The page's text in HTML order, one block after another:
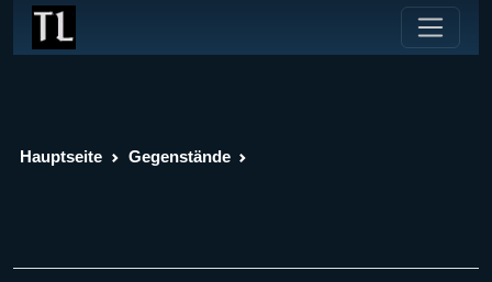
Hauptseite Gegenstände